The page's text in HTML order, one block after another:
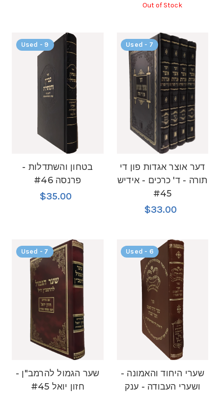
Out of Stock
Used - 9
בטחון והשתדלות -
פרנסה #46
$35.00
Used - 7
דער אוצר אגדות פון די
תורה - ד' כרכים - אידיש
#45
$33.00
Used - 7
שער הגמול להרמב"ן -
חזון יואל #45
Used - 6
שערי היחוד והאמונה -
ושערי העבודה - ענק